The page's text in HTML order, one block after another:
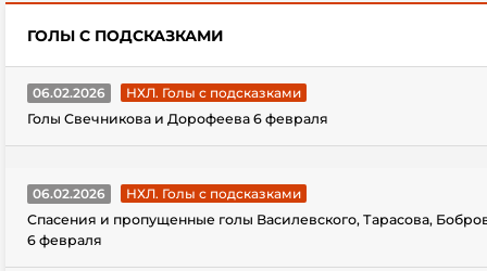
ГОЛЫ С ПОДСКАЗКАМИ
06.02.2026
НХЛ. Голы с подсказками
Голы Свечникова и Дорофеева 6 февраля
06.02.2026
НХЛ. Голы с подсказками
Спасения и пропущенные голы Василевского, Тарасова,
6 февраля